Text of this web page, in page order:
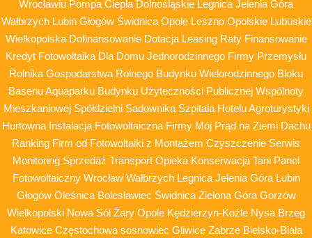
Wrocławiu Pompa Ciepła Dolnośląskie Legnica Jelenia Góra
Wałbrzych Lubin Głogów Świdnica Opole Leszno Opolskie Lubuskie
Wielkopolska Dofinansowanie Dotacja Leasing Raty Finansowanie
Kredyt Fotowoltaika Dla Domu Jednorodzinnego Firmy Przemysłu
Rolnika Gospodarstwa Rolnego Budynku Wielorodzinnego Bloku
Basenu Aquaparku Budynku Użyteczności Publicznej Wspólnoty
Mieszkaniowej Spółdzielni Sadownika Szpitala Hotelu Agroturystyki
Hurtowna Instalacja Fotowoltaiczna Firmy Mój Prąd na Ziemi Dachu
Ranking Firm od Fotowoltaiki z Montażem Czyszczenie Serwis
Monitoring Sprzedaż Transport Opieka Konserwacja Tani Panel
Fotowoltaiczny Wrocław Wałbrzych Legnica Jelenia Góra Lubin
Głogów Oleśnica Bolesławiec Świdnica Zielona Góra Gorzów
Wielkopolski Nowa Sól Żary Opole Kędzierzyn-Koźle Nysa Brzeg
Katowice Częstochowa sosnowiec Gliwice Zabrze Bielsko-Biała